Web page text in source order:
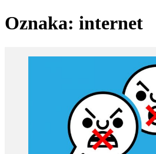
Oznaka: internet